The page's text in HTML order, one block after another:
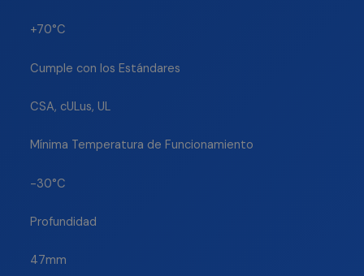
+70°C
Cumple con los Estándares
CSA, cULus, UL
Mínima Temperatura de Funcionamiento
-30°C
Profundidad
47mm